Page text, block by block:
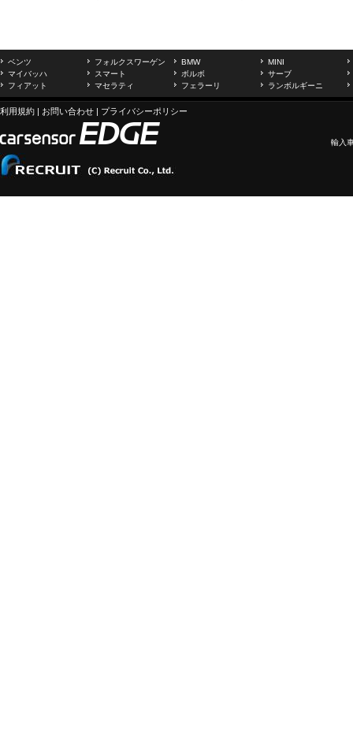
ベンツ フォルクスワーゲン BMW
MINI
マイバッハ
スマート ボルボ
サーブ
フィアット
マセラティ フェラーリ ランボルギーニ
利用規約 | お問い合わせ | プライバシーポリシー
輸入